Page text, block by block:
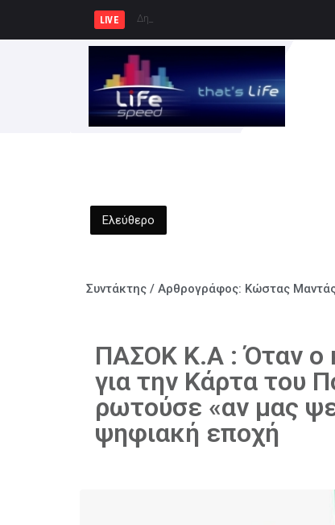
LIVE Δημήτρης Μελίδης: «Ο ΣΥΡΙΖΑ
Ελεύθερο
Συντάκτης / Αρθρογράφος: Κώστας
ΠΑΣΟΚ Κ.Α : Όταν ο
για την Κάρτα του
ρωτούσε «αν μας
ψηφιακή εποχή